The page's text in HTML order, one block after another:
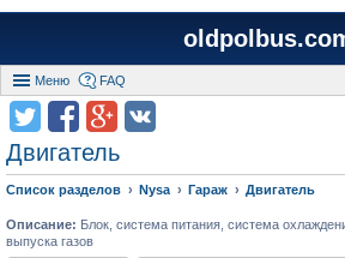
Меню FAQ
Двигатель
Список разделов Nysa Гараж Двигатель
Описание: Блок, система питания, система
выпуска газов